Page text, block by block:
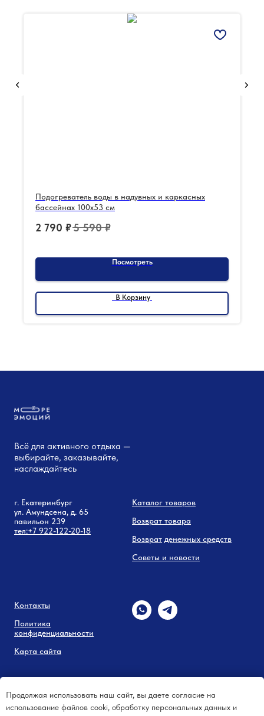
Продолжая использовать наш сайт, вы даете согласие на
использование файлов cooki, обработку персональных данных и
Подогреватель воды в надувных и каркасных
бассейнах 100x53 см
2 790 ₽5 590 ₽
Посмотреть
В Корзину
Всё для активного отдыха —
выбирайте, заказывайте,
наслаждайтесь
г. Екатеринбург
ул. Амундсена, д. 65
павильон 239
тел:+7 922-122-20-18
Каталог товаров
Возврат товара
Возврат денежных средств
Советы и новости
Контакты
Политика
конфиденциальности
Карта сайта